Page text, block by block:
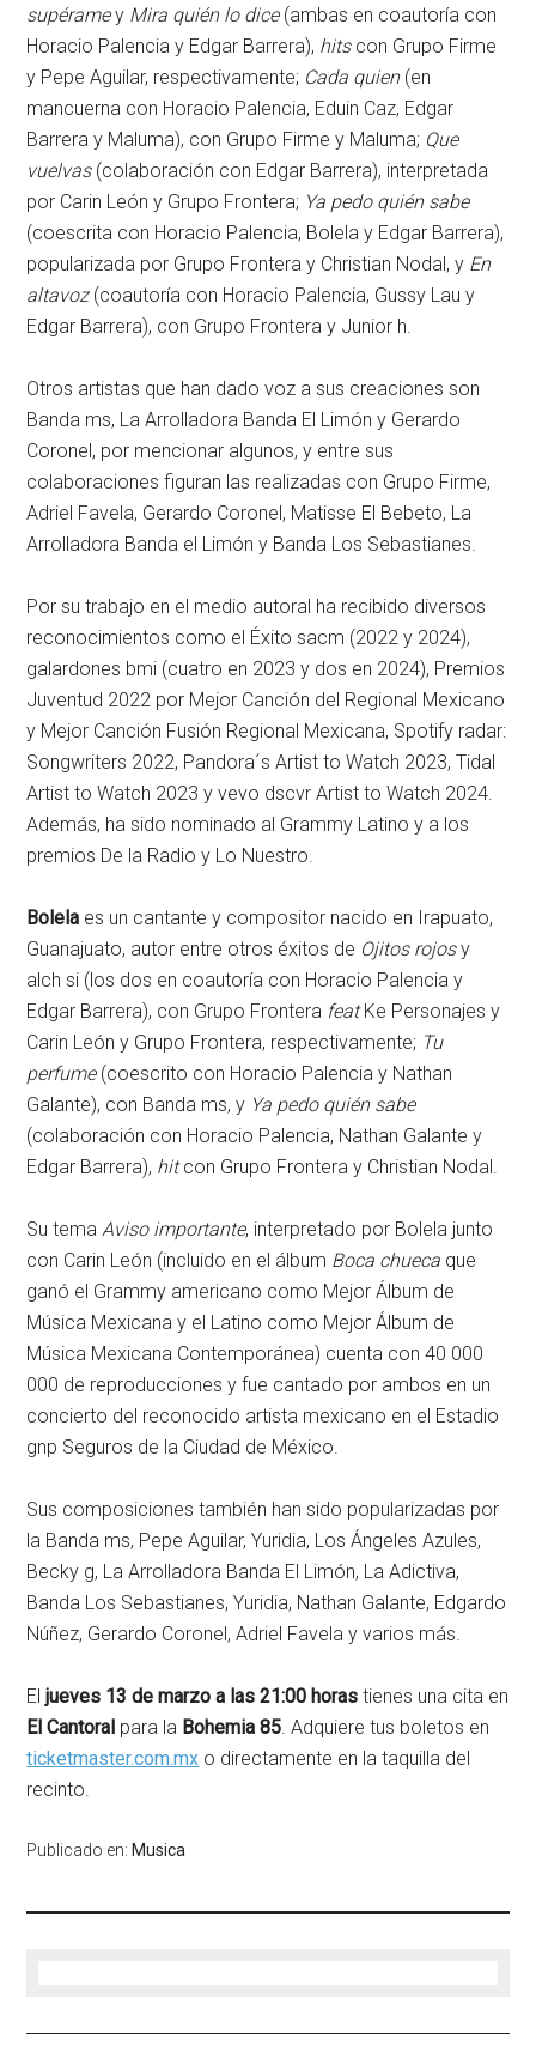
supéramey Mira quién lo dice(ambas en coautoría con
Horacio Palencia y Edgar Barrera), hitscon Grupo Firme
y Pepe Aguilar, respectivamente; Cada quien(en
mancuerna con Horacio Palencia, Eduin Caz, Edgar
Barrera y Maluma), con Grupo Firme y Maluma; Que
vuelvas(colaboración con Edgar Barrera), interpretada
por Carin León y Grupo Frontera; Ya pedo quién sabe
(coescrita con Horacio Palencia, Bolela y Edgar Barrera),
popularizada por Grupo Frontera y Christian Nodal, y En
altavoz(coautoría con Horacio Palencia, Gussy Lau y
Edgar Barrera), con Grupo Frontera y Junior h.
Otros artistas que han dado voz a sus creaciones son
Banda ms, La Arrolladora Banda El Limón y Gerardo
Coronel, por mencionar algunos, y entre sus
colaboraciones figuran las realizadas con Grupo Firme,
Adriel Favela, Gerardo Coronel, Matisse El Bebeto, La
Arrolladora Banda el Limón y Banda Los Sebastianes.
Por su trabajo en el medio autoral ha recibido diversos
reconocimientos como el Éxito sacm (2022 y 2024),
galardones bmi (cuatro en 2023 y dos en 2024), Premios
Juventud 2022 por Mejor Canción del Regional Mexicano
y Mejor Canción Fusión Regional Mexicana, Spotify radar:
Songwriters 2022, Pandora´s Artist to Watch 2023, Tidal
Artist to Watch 2023 y vevo dscvr Artist to Watch 2024.
Además, ha sido nominado al Grammy Latino y a los
premios De la Radio y Lo Nuestro.
Bolela es un cantante y compositor nacido en Irapuato,
Guanajuato, autor entre otros éxitos de Ojitos rojosy
alch si (los dos en coautoría con Horacio Palencia y
Edgar Barrera), con Grupo Frontera featKe Personajes y
Carin León y Grupo Frontera, respectivamente; Tu
perfume(coescrito con Horacio Palencia y Nathan
Galante), con Banda ms, y Ya pedo quién sabe
(colaboración con Horacio Palencia, Nathan Galante y
Edgar Barrera), hitcon Grupo Frontera y Christian Nodal.
Su tema Aviso importante, interpretado por Bolela junto
con Carin León (incluido en el álbum Boca chueca que
ganó el Grammy americano como Mejor Álbum de
Música Mexicana y el Latino como Mejor Álbum de
Música Mexicana Contemporánea) cuenta con 40 000
000 de reproducciones y fue cantado por ambos en un
concierto del reconocido artista mexicano en el Estadio
gnp Seguros de la Ciudad de México.
Sus composiciones también han sido popularizadas por
la Banda ms, Pepe Aguilar, Yuridia, Los Ángeles Azules,
Becky g, La Arrolladora Banda El Limón, La Adictiva,
Banda Los Sebastianes, Yuridia, Nathan Galante, Edgardo
Núñez, Gerardo Coronel, Adriel Favela y varios más.
Eljueves 13 de marzo a las 21:00 horas tienes una cita en
El Cantoral para la Bohemia 85 . Adquiere tus boletos en
ticketmaster.com.mx o directamente en la taquilla del
recinto.
Publicado en: Musica